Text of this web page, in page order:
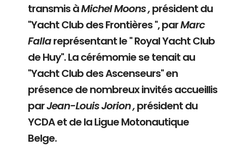
transmis àMichel Moons ,président du
"Yacht Club des Frontières ", parMarc
Fallareprésentant le " Royal Yacht Club
de Huy". La cérémomie se tenait au
"Yacht Club des Ascenseurs" en
présence de nombreux invités accueillis
parJean-Louis Jorion ,président du
YCDA et de la Ligue Motonautique
Belge.